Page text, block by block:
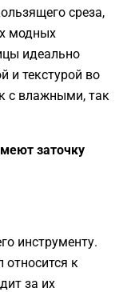
среза,
модных
идеально
и текстурой во
с влажными, так
заточку
инструменту.
к
за их